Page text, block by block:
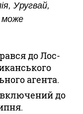
Уругвай,
може
до Лос-
агента.
включений до